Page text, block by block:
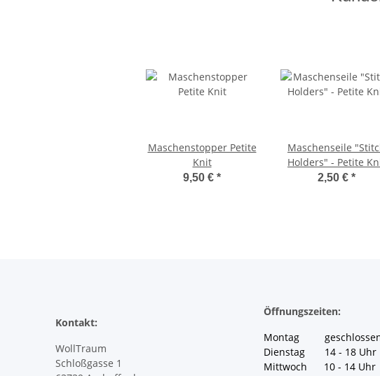
Maschenstopper Petite
Knit
9,50 € *
Maschenseile
Holders" - Petite
2,50 € *
Kontakt:
WollTraum
Schloßgasse 1
Öffnungszeiten:
Montag
Dienstag 14 - 18 Uhr
Mittwoch 10 - 14 Uhr